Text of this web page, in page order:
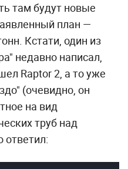
там будут новые
план —
Кстати, один из
недавно написал,
Raptor 2, а то уже
(очевидно, он
на вид
труб над
ответил: